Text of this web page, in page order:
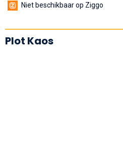
Niet beschikbaar op Ziggo
Plot Kaos